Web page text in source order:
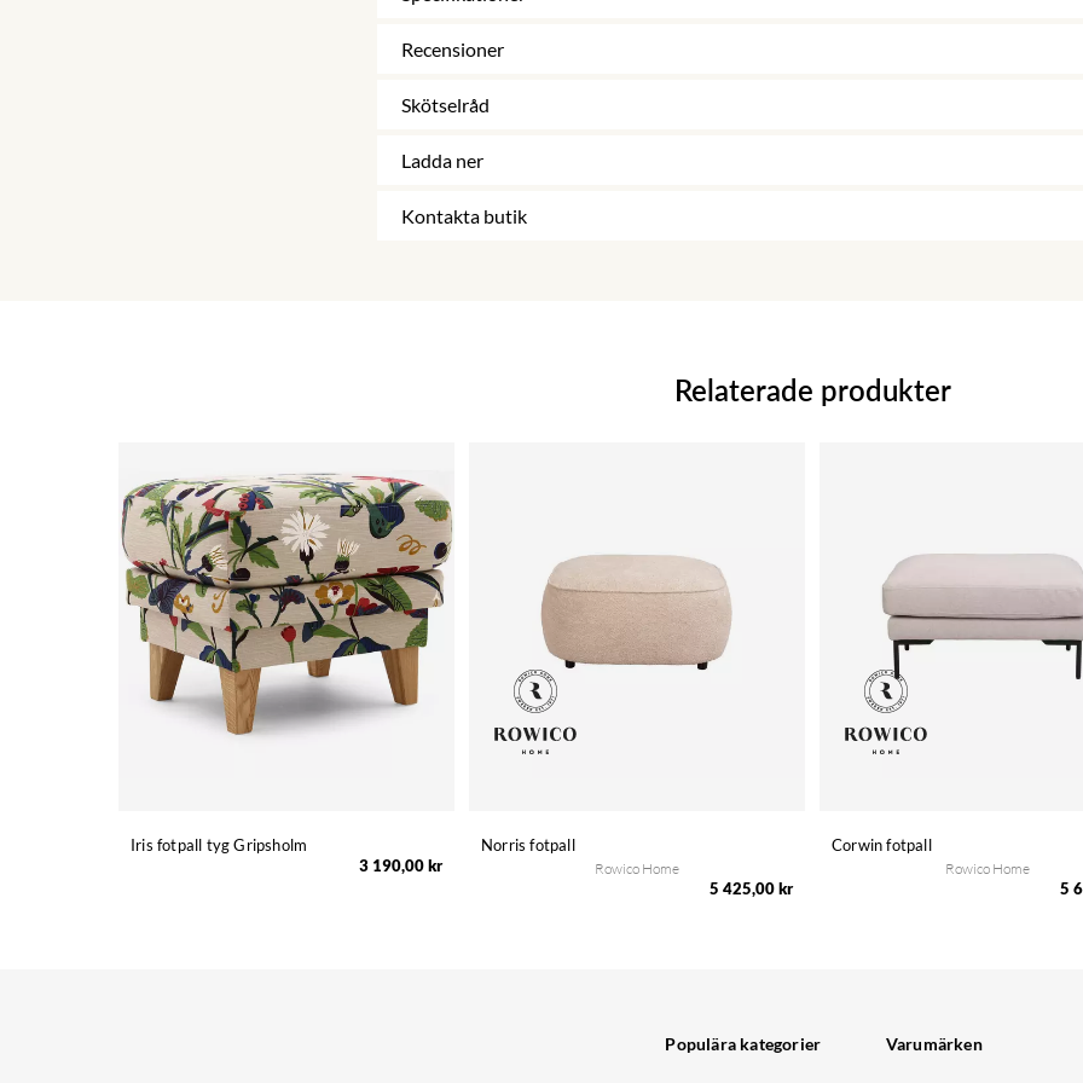
Recensioner
Skötselråd
Ladda ner
Kontakta butik
Relaterade produkter
Iris fotpall tyg Gripsholm
3 190,00 kr
Norris fotpall
Rowico Home
5 425,00 kr
Corwin fotpall
Rowico Home
5
Populära kategorier Varumärken